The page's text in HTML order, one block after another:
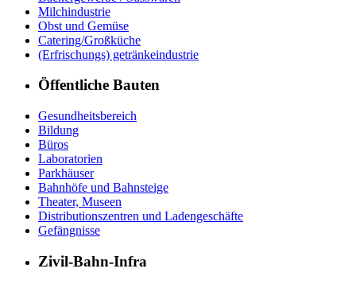
Milchindustrie
Obst und Gemüse
Catering/Großküche
(Erfrischungs) getränkeindustrie
Öffentliche Bauten
Gesundheitsbereich
Bildung
Büros
Laboratorien
Parkhäuser
Bahnhöfe und Bahnsteige
Theater, Museen
Distributionszentren und Ladengeschäfte
Gefängnisse
Zivil-Bahn-Infra